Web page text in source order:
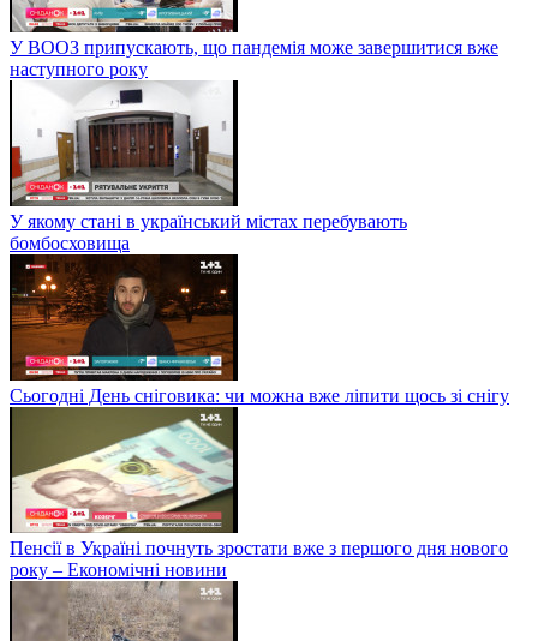
У ВООЗ припускають, що пандемія може завершитися вже
наступного року
У якому стані в український містах перебувають
бомбосховища
Сьогодні День сніговика: чи можна вже ліпити щось зі снігу
Пенсії в Україні почнуть зростати вже з першого дня нового
року – Економічні новини